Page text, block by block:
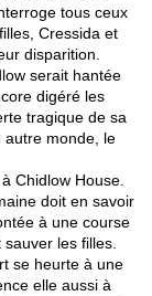
tous ceux
Cressida et
disparition.
serait hantée
digéré les
tragique de sa
autre monde, le
Chidlow House.
doit en savoir
à une course
les filles.
se heurte à une
elle aussi à